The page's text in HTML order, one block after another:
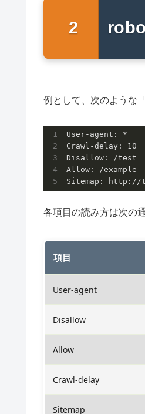
例として、次のような
User-agent: *
Crawl-delay: 10
Disallow: /test
Allow: /example
各項目の読み方は次の
項目
User-agent
Disallow
Allow
Crawl-delay
Sitemap